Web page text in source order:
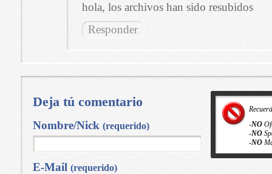
hola, los archivos han sido resubidos
Responder
-NO
-NO
-NO
Deja tú comentario
Nombre/Nick (requerido)
E-Mail (requerido)